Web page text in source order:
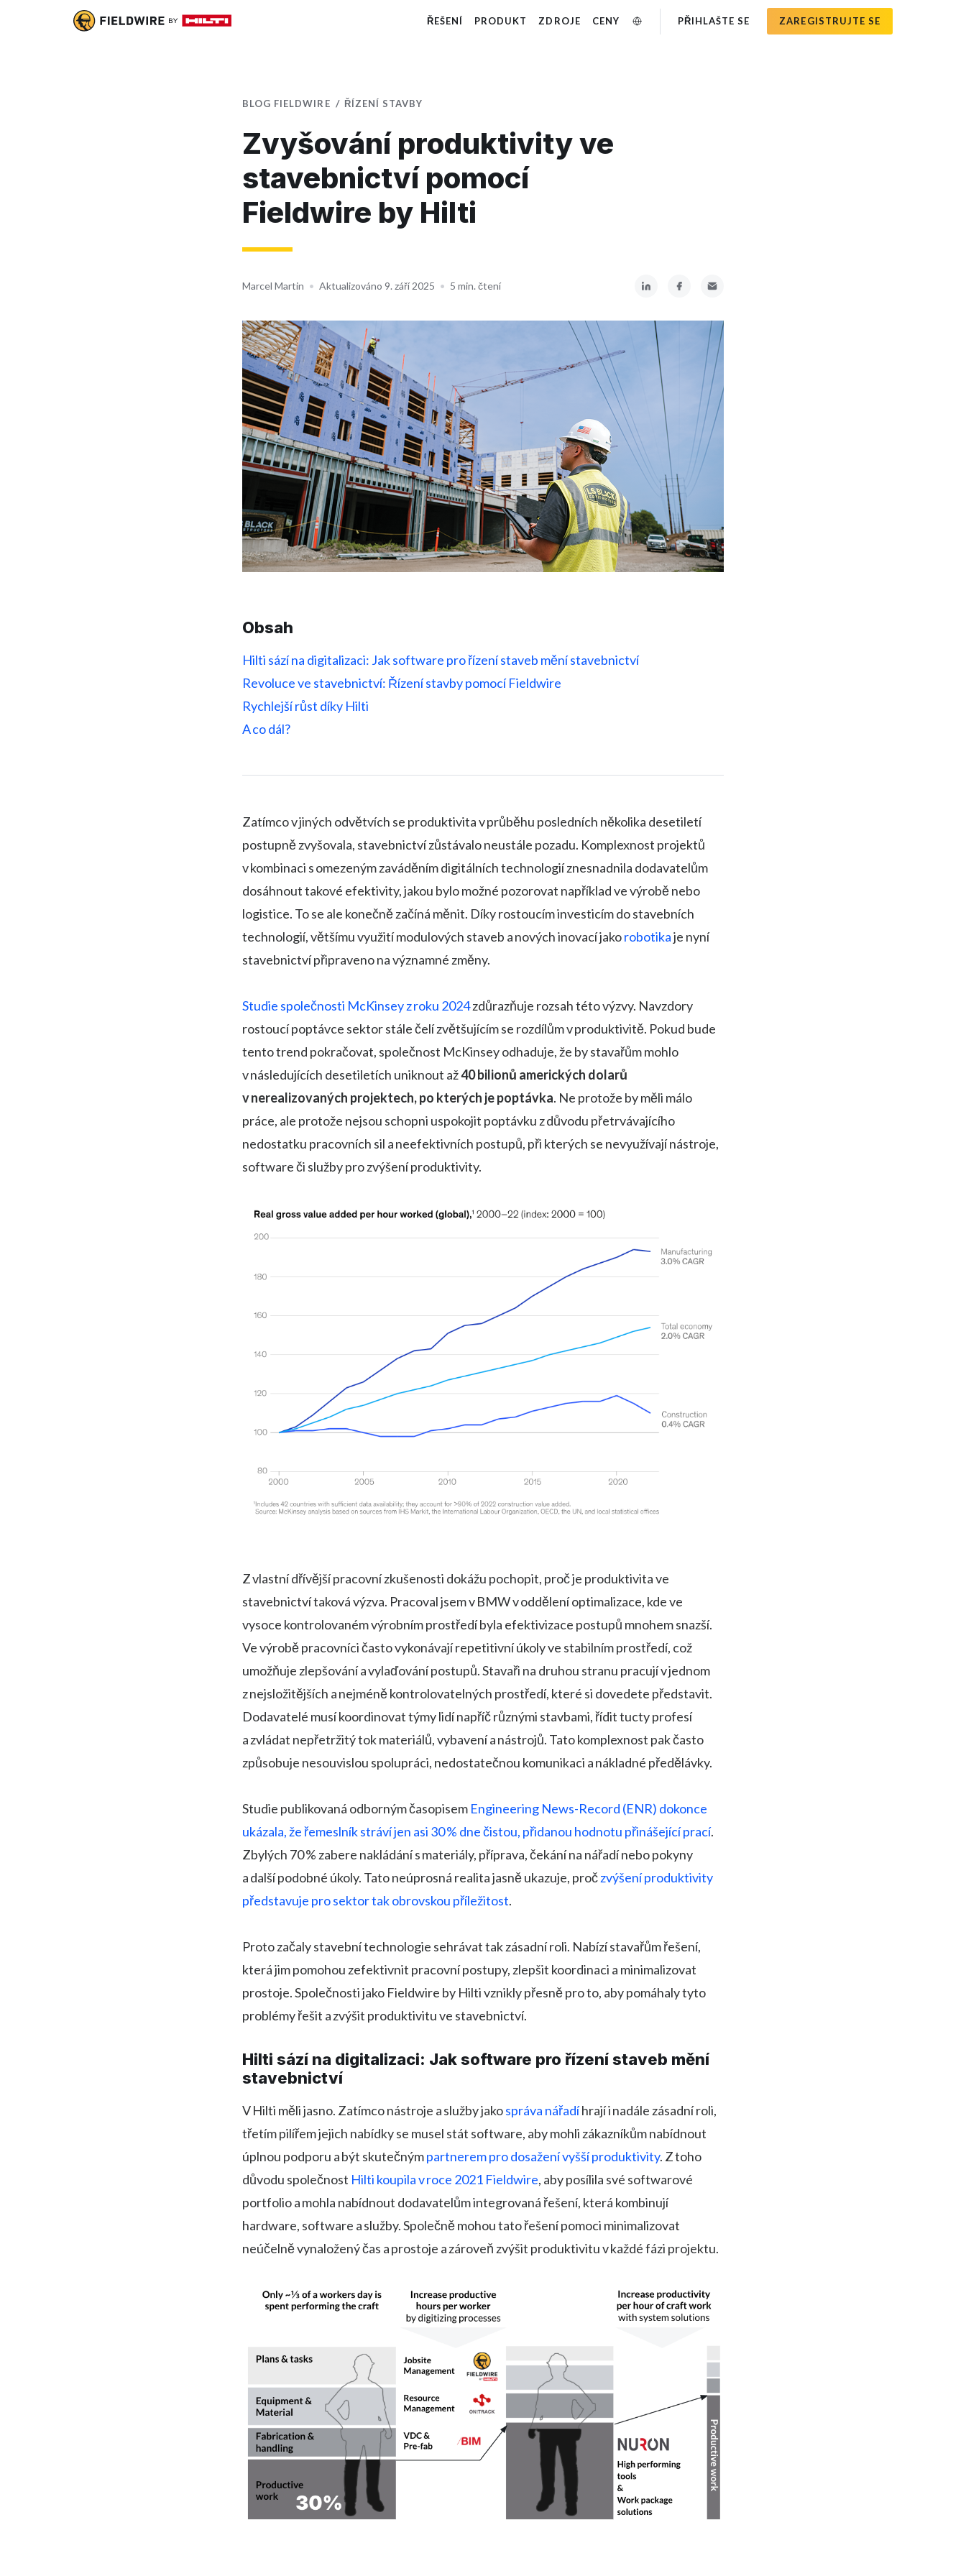
ŘEŠENÍ PRODUKT ZDROJE CENY PŘIHLAŠTE SE ZAREGISTRUJTE SE
BLOG FIELDWIRE ŘÍZENÍ STAVBY
Zvyšování produktivity ve
stavebnictví pomocí
Fieldwire by Hilti
Marcel Martin • Aktualizováno 9. září 2025 • 5 min. čtení
Obsah
Hilti sází na digitalizaci: Jak software pro řízení staveb mění stavebnictví
Revoluce ve stavebnictví: Řízení stavby pomocí Fieldwire
Rychlejší růst díky Hilti
A co dál?
Zatímco v jiných odvětvích se produktivita v průběhu posledních několika desetiletí
postupně zvyšovala, stavebnictví zůstávalo neustále pozadu. Komplexnost projektů
v kombinaci s omezeným zaváděním digitálních technologií znesnadnila dodavatelům
dosáhnout takové efektivity, jakou bylo možné pozorovat například ve výrobě nebo
logistice. To se ale konečně začíná měnit. Díky rostoucím investicím do stavebních
technologií, většímu využití modulových staveb a nových inovací jakorobotikaje nyní
stavebnictví připraveno na významné změny.
Studie společnosti McKinsey z roku 2024zdůrazňuje rozsah této výzvy. Navzdory
rostoucí poptávce sektor stále čelí zvětšujícím se rozdílům v produktivitě. Pokud bude
tento trend pokračovat, společnost McKinsey odhaduje, že by stavařům mohlo
v následujících desetiletích uniknout až40 bilionů amerických dolarů
v nerealizovaných projektech, po kterých je poptávka. Ne protože by měli málo
práce, ale protože nejsou schopni uspokojit poptávku z důvodu přetrvávajícího
nedostatku pracovních sil a neefektivních postupů, při kterých se nevyužívají nástroje,
software či služby pro zvýšení produktivity.
Z vlastní dřívější pracovní zkušenosti dokážu pochopit, proč je produktivita ve
stavebnictví taková výzva. Pracoval jsem v BMW v oddělení optimalizace, kde ve
vysoce kontrolovaném výrobním prostředí byla efektivizace postupů mnohem snazší.
Ve výrobě pracovníci často vykonávají repetitivní úkoly ve stabilním prostředí, což
umožňuje zlepšování a vylaďování postupů. Stavaři na druhou stranu pracují v jednom
z nejsložitějších a nejméně kontrolovatelných prostředí, které si dovedete představit.
Dodavatelé musí koordinovat týmy lidí napříč různými stavbami, řídit tucty profesí
a zvládat nepřetržitý tok materiálů, vybavení a nástrojů. Tato komplexnost pak často
způsobuje nesouvislou spolupráci, nedostatečnou komunikaci a nákladné předělávky.
Studie publikovaná odborným časopisem Engineering News-Record (ENR) dokonce
ukázala, že řemeslník stráví jen asi 30 % dne čistou, přidanou hodnotu přinášející prací.
Zbylých 70 % zabere nakládání s materiály, příprava, čekání na nářadí nebo pokyny
a další podobné úkoly. Tato neúprosná realita jasně ukazuje, pročzvýšení produktivity
představuje pro sektor tak obrovskou příležitost.
Proto začaly stavební technologie sehrávat tak zásadní roli. Nabízí stavařům řešení,
která jim pomohou zefektivnit pracovní postupy, zlepšit koordinaci a minimalizovat
prostoje. Společnosti jako Fieldwire by Hilti vznikly přesně pro to, aby pomáhaly tyto
problémy řešit a zvýšit produktivitu ve stavebnictví.
Hilti sází na digitalizaci: Jak software pro řízení staveb mění
stavebnictví
V Hilti měli jasno. Zatímco nástroje a služby jakospráva nářadíhrají i nadále zásadní roli,
třetím pilířem jejich nabídky se musel stát software, aby mohli zákazníkům nabídnout
úplnou podporu a být skutečnýmpartnerem pro dosažení vyšší produktivity. Z toho
důvodu společnost Hilti koupila v roce 2021 Fieldwire, aby posílila své softwarové
portfolio a mohla nabídnout dodavatelům integrovaná řešení, která kombinují
hardware, software a služby. Společně mohou tato řešení pomoci minimalizovat
neúčelně vynaložený čas a prostoje a zároveň zvýšit produktivitu v každé fázi projektu.